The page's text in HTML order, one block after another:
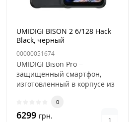
UMIDIGI BISON 2 6/128 Hack
Black, черный
00000051674
UMIDIGI Bison Pro –
защищенный смартфон,
изготовленный в корпусе из
металла. Он ..
0
6299 грн.